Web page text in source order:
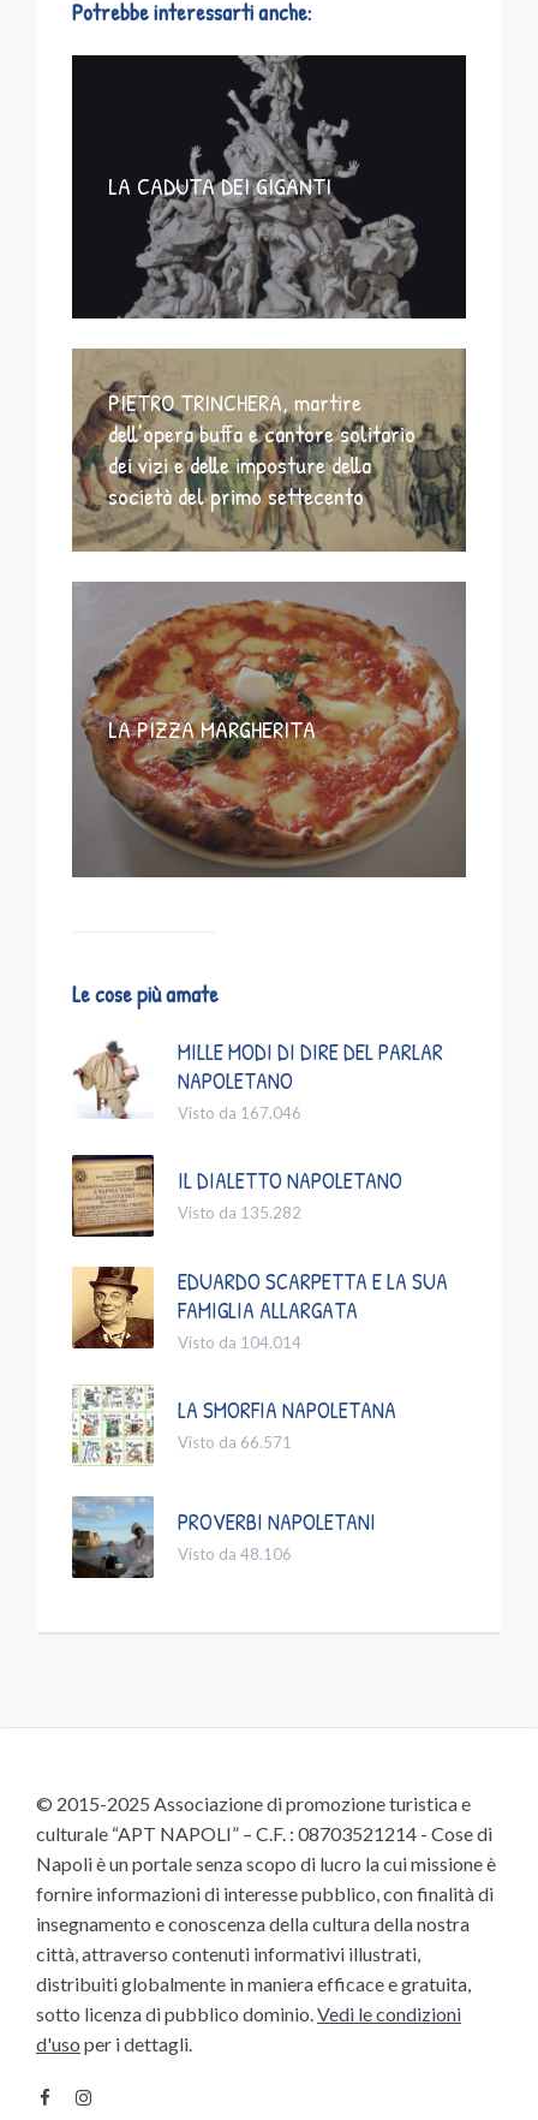
Potrebbe interessarti anche:
LA CADUTA DEI GIGANTI
PIETRO TRINCHERA, martire
dell’opera buffa e cantore solitario
dei vizi e delle imposture della
società del primo settecento
LA PIZZA MARGHERITA
Le cose più amate
MILLE MODI DI DIRE DEL PARLAR
NAPOLETANO
Visto da 167.046
IL DIALETTO NAPOLETANO
Visto da 135.282
EDUARDO SCARPETTA E LA SUA
FAMIGLIA ALLARGATA
Visto da 104.014
LA SMORFIA NAPOLETANA
Visto da 66.571
PROVERBI NAPOLETANI
Visto da 48.106
© 2015-2025 Associazione di promozione turistica e
culturale “APT NAPOLI” – C.F. : 08703521214 - Cose di
Napoli è un portale senza scopo di lucro la cui missione è
fornire informazioni di interesse pubblico, con finalità di
insegnamento e conoscenza della cultura della nostra
città, attraverso contenuti informativi illustrati,
distribuiti globalmente in maniera efficace e gratuita,
sotto licenza di pubblico dominio. Vedi le condizioni
d'uso per i dettagli.